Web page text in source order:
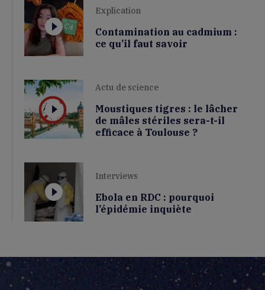
Explication
Contamination au cadmium :
ce qu’il faut savoir
Actu de science
Moustiques tigres : le lâcher
de mâles stériles sera-t-il
efficace à Toulouse ?
Interviews
Ebola en RDC : pourquoi
l’épidémie inquiète